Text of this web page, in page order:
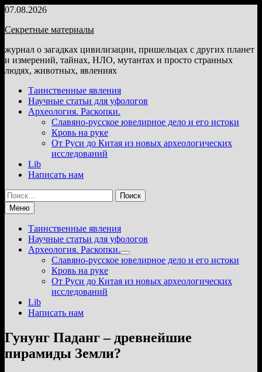
Перейти
содержимому
07.08.2026
Секретные материалы
журнал о загадках цивилизации, пришельцах с других планет
и измерений, тайнах, НЛО, мутантах и просто странных
людях, животных, явлениях
Таинственные явления
Научные статьи для уфологов
Археология. Раскопки.
Славяно-русское ювелирное дело и его истоки
Кровь на руке
От Руси до Китая из новых археологических
исследований
Lib
Написать нам
Найти:
Меню
Таинственные явления
Научные статьи для уфологов
Археология. Раскопки.
Показать
подменю
Славяно-русское ювелирное дело и его истоки
Кровь на руке
От Руси до Китая из новых археологических
исследований
Lib
Написать нам
Гунунг Паданг – древнейшие
пирамиды Земли?